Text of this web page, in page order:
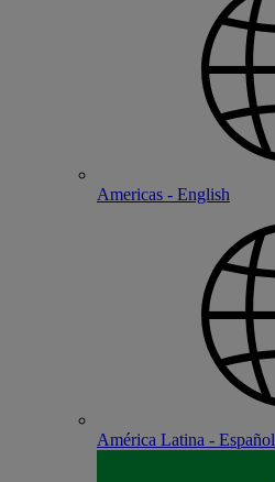
Americas - English
América Latina - Español